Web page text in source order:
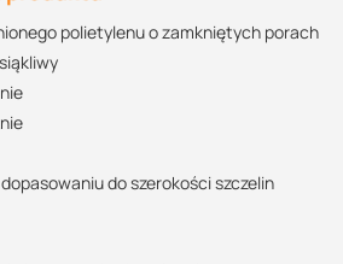
polietylenu o zamkniętych porach
do szerokości szczelin